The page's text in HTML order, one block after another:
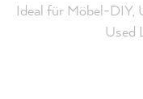
Ideal für Möbel-DIY,
Used